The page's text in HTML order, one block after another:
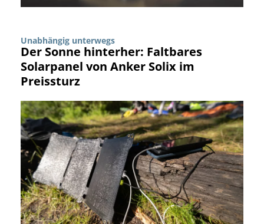
Unabhängig unterwegs
Der Sonne hinterher: Faltbares
Solarpanel von Anker Solix im
Preissturz